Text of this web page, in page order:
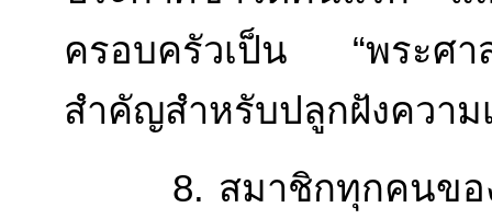
ครอบครัวเป็น “พระศ
สำคัญสำหรับปลูกฝังความ
8. สมาชิกทุกคนของ